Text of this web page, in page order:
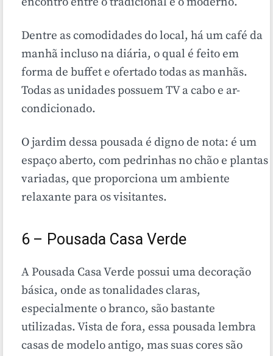
Dentre as comodidades do local, há um café da
manhã incluso na diária, o qual é feito em
forma de buffet e ofertado todas as manhãs.
Todas as unidades possuem TV a cabo e ar-
condicionado.
O jardim dessa pousada é digno de nota: é um
espaço aberto, com pedrinhas no chão e plantas
variadas, que proporciona um ambiente
relaxante para os visitantes.
6 – Pousada Casa Verde
A Pousada Casa Verde possui uma decoração
básica, onde as tonalidades claras,
especialmente o branco, são bastante
utilizadas. Vista de fora, essa pousada lembra
casas de modelo antigo, mas suas cores são